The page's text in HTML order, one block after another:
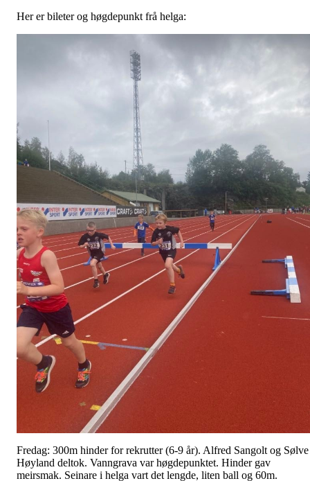
Her er bileter og høgdepunkt frå helga:
Fredag: 300m hinder for rekrutter (6-9 år). Alfred Sangolt og Sølve
Høyland deltok. Vanngrava var høgdepunktet. Hinder gav
meirsmak. Seinare i helga vart det lengde, liten ball og 60m.